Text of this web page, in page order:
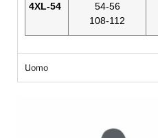
4XL-54
54-56
108-112
Uomo